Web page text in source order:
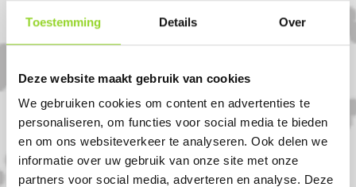
Toestemming Details Over
Deze website maakt gebruik van cookies
We gebruiken cookies om content en advertenties te
personaliseren, om functies voor social media te bieden
en om ons websiteverkeer te analyseren. Ook delen we
informatie over uw gebruik van onze site met onze
partners voor social media, adverteren en analyse. Deze
Kerstdagen gesloten
Komt u uit Schiphol?
Koop uw vuurwerk dan bij Firework